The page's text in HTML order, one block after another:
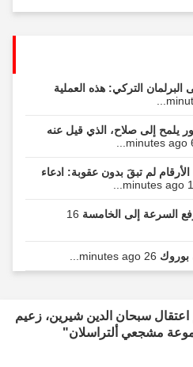
التركي: هذه العملية
إلى صلاح، الذي قيل عنه
لم تبقَ بدون عقوبة: ادعاء
السرعة إلى الخامسة16
26 minutes ago...
سبحان الدين شيرين، زعيم
مشجعي ألتراسلان"